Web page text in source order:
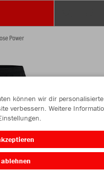
Power
können wir dir personalisierte
verbessern. Weitere